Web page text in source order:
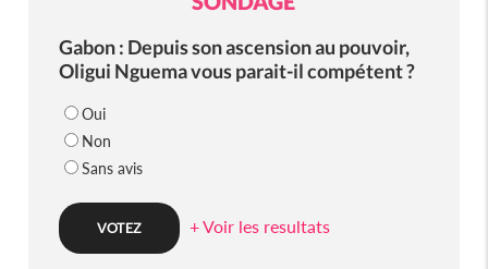
Gabon : Depuis son ascension au pouvoir,
Oligui Nguema vous parait-il compétent ?
Oui
Non
Sans avis
+ Voir les resultats